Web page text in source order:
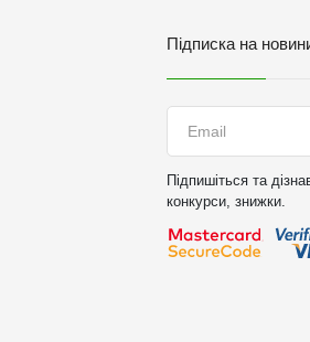
Підписка на
Підпишіться та
конкурси, знижки.